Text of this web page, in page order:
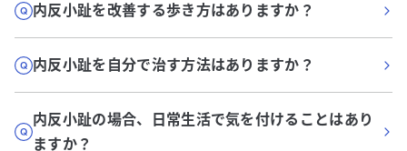
内反小趾を改善する歩き方はありますか？
内反小趾を自分で治す方法はありますか？
内反小趾の場合、日常生活で気を付けることはあり
ますか？